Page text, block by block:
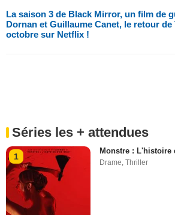
La saison 3 de Black Mirror, un film de
Dornan et Guillaume Canet, le retour de
octobre sur Netflix !
Séries les + attendues
1
Monstre : L'histoire
Drame ,Thriller